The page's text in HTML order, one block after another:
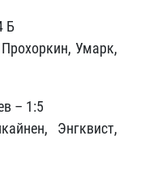
Б
Умарк,
– 1:5
Энгквист,